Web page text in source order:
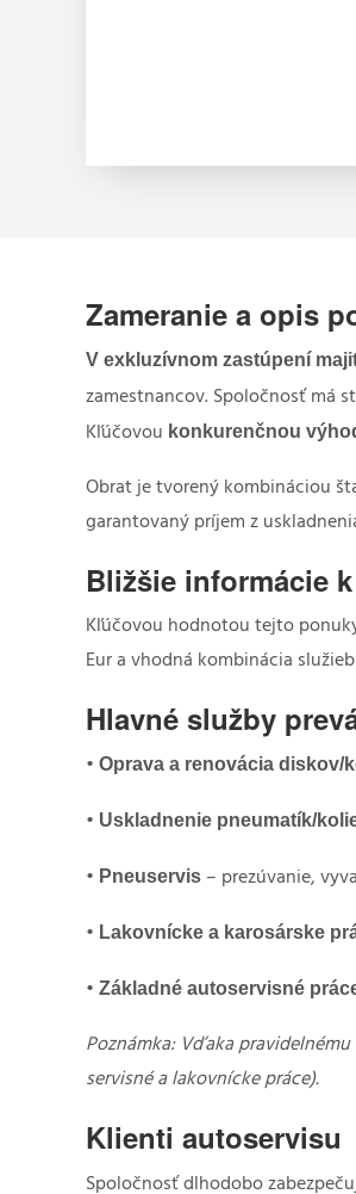
Zameranie a opis
V exkluzívnom zastúpení
zamestnancov. Spoločnosť má
Kľúčovou konkurenčnou
Obrat je tvorený kombináciou
garantovaný príjem z
Bližšie informácie
Kľúčovou hodnotou tejto
Eur a vhodná kombinácia
Hlavné služby
• Oprava a renovácia diskov/
• Uskladnenie pneumatík/
• Pneuservis – prezúvanie,
• Lakovnícke a karosárske
• Základné autoservisné
Poznámka: Vďaka
servisné a lakovnícke práce).
Klienti autoservisu
Spoločnosť dlhodobo